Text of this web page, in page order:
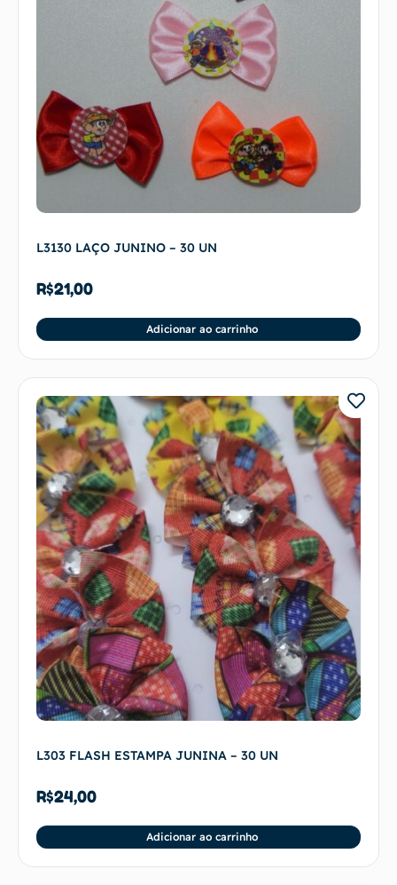
L3130 LAÇO JUNINO – 30 UN
R$21,00
Adicionar ao carrinho
L303 FLASH ESTAMPA JUNINA – 30 UN
R$24,00
Adicionar ao carrinho